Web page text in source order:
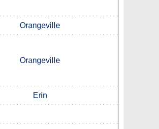
Orangeville
Orangeville
Erin